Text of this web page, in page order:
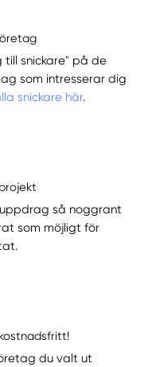
till snickare" på de
som intresserar dig
snickare här.
så noggrant
som möjligt för
du valt ut